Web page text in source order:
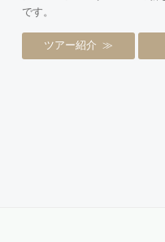
です。
ツアー紹介